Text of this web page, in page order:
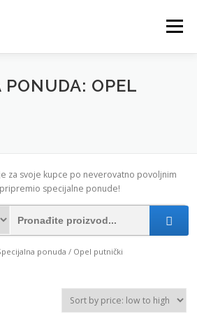
Menu
PONUDA KONTAKT
OPEL
za svoje kupce po neverovatno povoljnim
specijalne ponude!
ponuda / Opel putnički